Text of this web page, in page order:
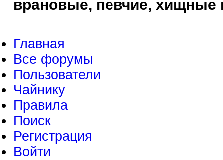
врановые, певчие, хищные
Главная
Все форумы
Пользователи
Чайнику
Правила
Поиск
Регистрация
Войти